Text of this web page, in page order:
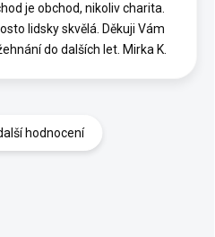
je obchod, nikoliv charita.
lidsky skvělá. Děkuji Vám
do dalších let. Mirka K.
hodnocení